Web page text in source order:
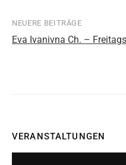
NEUERE BEITRÄGE
Eva Ivanivna Ch. –
VERANSTALTUNGEN